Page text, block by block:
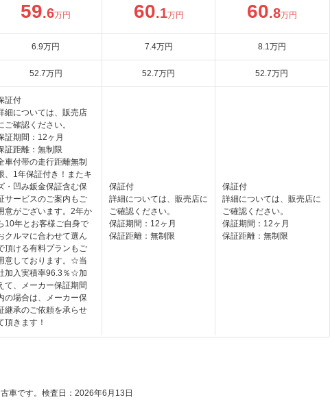
59.6万円 60.1万円 60.8万円
6.9万円 7.4万円 8.1万円
52.7万円 52.7万円 52.7万円
証付
細については、販売店
ご確認ください。
証期間：12ヶ月
証距離：無制限
車付帯の走行距離無制
、1年保証付き！またキ
・凹み鈑金保証含む保
サービスのご案内もご
意がございます。2年か
10年とお客様ご自身で
クルマに合わせて選ん
頂ける有料プランもご
意しております。☆当
加入実積率96.3％☆加
て、メーカー保証期間
の場合は、メーカー保
継承のご依頼を承らせ
頂きます！
保証付
詳細については、販売店に
ご確認ください。
保証期間：12ヶ月
保証距離：無制限
保証付
詳細については、販売店に
ご確認ください。
保証期間：12ヶ月
保証距離：無制限
車です。 検査日：2026年6月13日